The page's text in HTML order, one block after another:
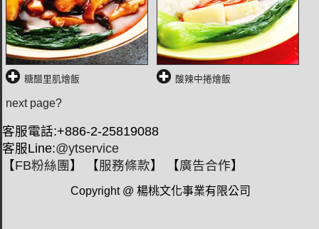
糖醋里肌燴飯 酸辣中捲燴飯
next page?
客服電話:+886-2-25819088
客服Line:@ytservice
【FB粉絲團 】 【服務條款】 【廣告合作】
Copyright @ 楊桃文化事業有限公司